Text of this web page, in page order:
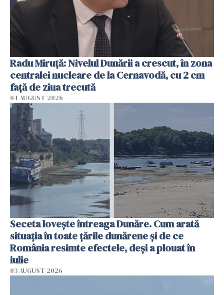
Radu Miruţă: Nivelul Dunării a crescut, în zona
centralei nucleare de la Cernavodă, cu 2 cm
faţă de ziua trecută
04 AUGUST 2026
Seceta lovește întreaga Dunăre. Cum arată
situația în toate țările dunărene și de ce
România resimte efectele, deși a plouat în
iulie
03 AUGUST 2026